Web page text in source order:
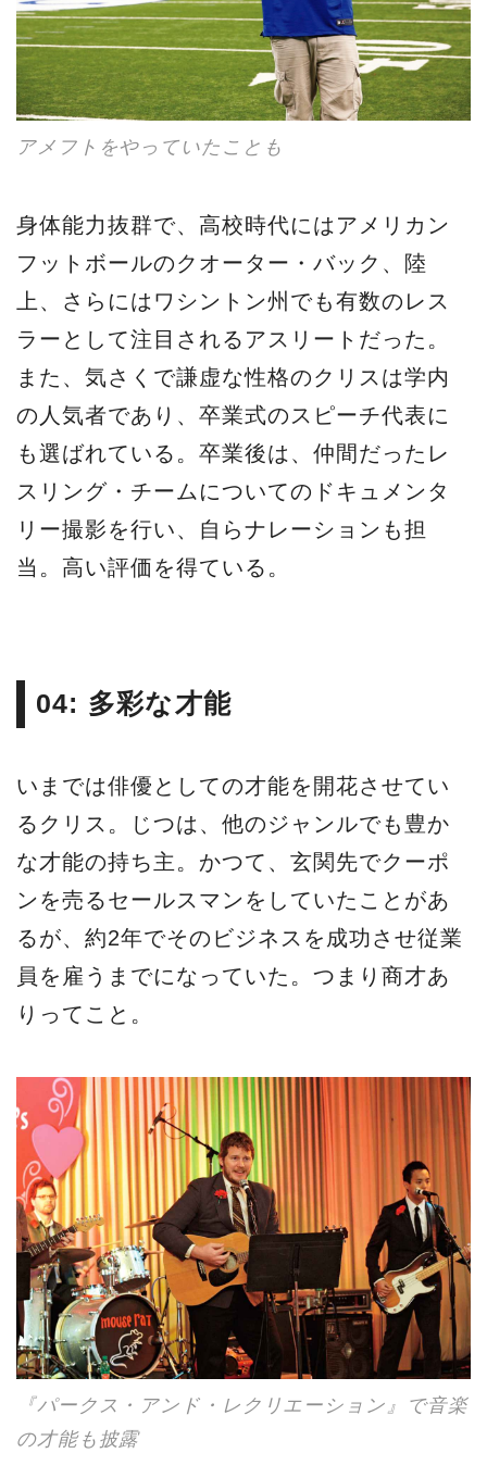
アメフトをやっていたことも
身体能力抜群で、高校時代にはアメリカン
フットボールのクオーター・バック、陸
上、さらにはワシントン州でも有数のレス
ラーとして注目されるアスリートだった。
また、気さくで謙虚な性格のクリスは学内
の人気者であり、卒業式のスピーチ代表に
も選ばれている。卒業後は、仲間だったレ
スリング・チームについてのドキュメンタ
リー撮影を行い、自らナレーションも担
当。高い評価を得ている。
04: 多彩な才能
いまでは俳優としての才能を開花させてい
るクリス。じつは、他のジャンルでも豊か
な才能の持ち主。かつて、玄関先でクーポ
ンを売るセールスマンをしていたことがあ
るが、約2年でそのビジネスを成功させ従業
員を雇うまでになっていた。つまり商才あ
りってこと。
『パークス・アンド・レクリエーション』で音楽
の才能も披露